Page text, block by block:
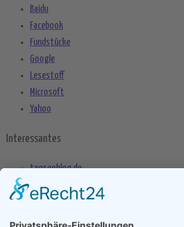
Baidu
Facebook
Fundstücke
Google
Lesestoff
Microsoft
Yahoo
Interessantes
tagseoblog.de
SEO Blog
seo-trainee.de